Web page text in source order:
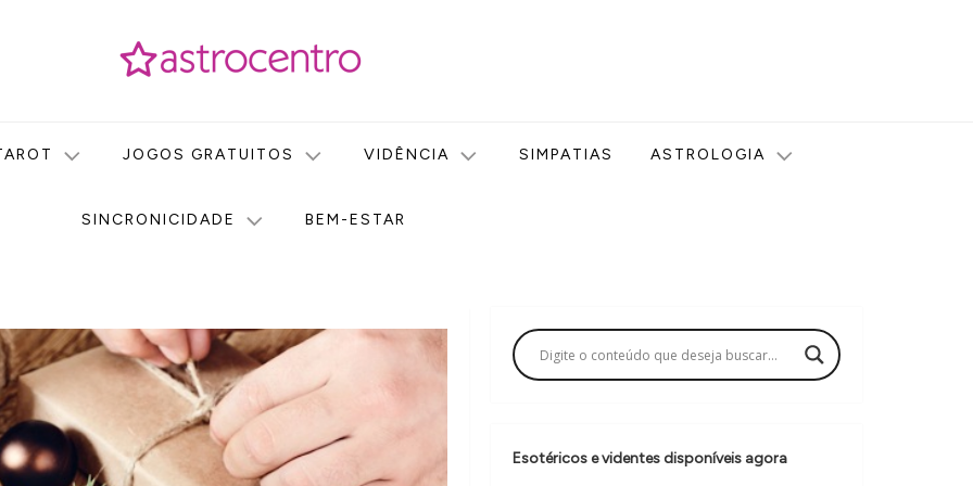
JOGOS GRATUITOS VIDÊNCIA SIMPATIAS ASTROLOGIA
SINCRONICIDADE BEM-ESTAR
Esotéricos e videntes disponíveis agora